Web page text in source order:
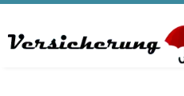
to